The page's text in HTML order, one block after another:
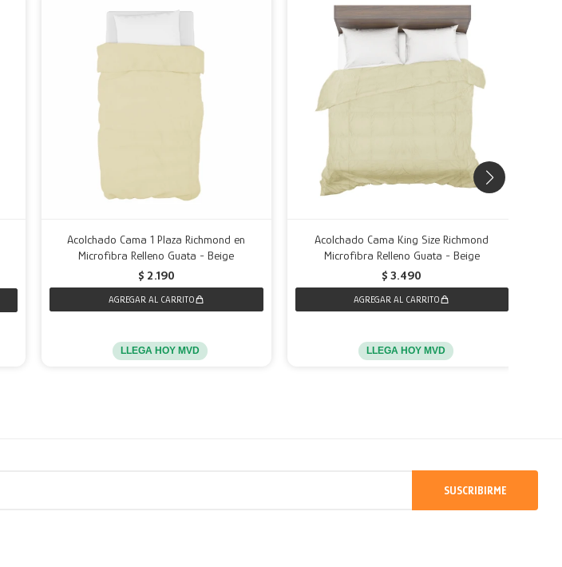
Acolchado Cama 1 Plaza Richmond en
Microfibra Relleno Guata - Beige
$ 2.190
LLEGA HOY MVD
Acolchado Cama King Size Richmond
Microfibra Relleno Guata - Beige
$ 3.490
LLEGA HOY MVD
SUSCRIBIRME